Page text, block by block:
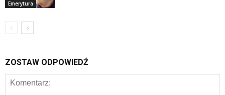
Emerytura
ZOSTAW ODPOWIEDŹ